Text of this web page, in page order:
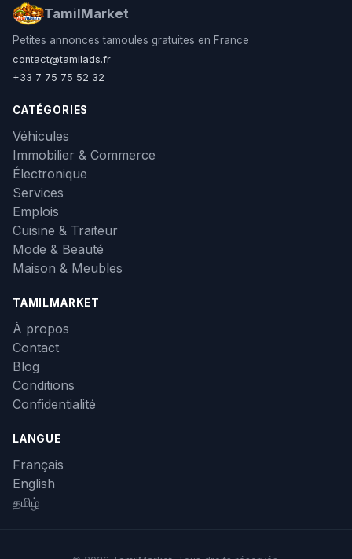
TamilMarket
Petites annonces tamoules gratuites en France
contact@tamilads.fr
+33 7 75 75 52 32
CATÉGORIES
Véhicules
Immobilier & Commerce
Électronique
Services
Emplois
Cuisine & Traiteur
Mode & Beauté
Maison & Meubles
TAMILMARKET
À propos
Contact
Blog
Conditions
Confidentialité
LANGUE
Français
English
தமிழ்